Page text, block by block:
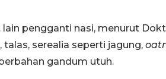
lain pengganti nasi, menurut
serealia seperti jagung,
gandum utuh.